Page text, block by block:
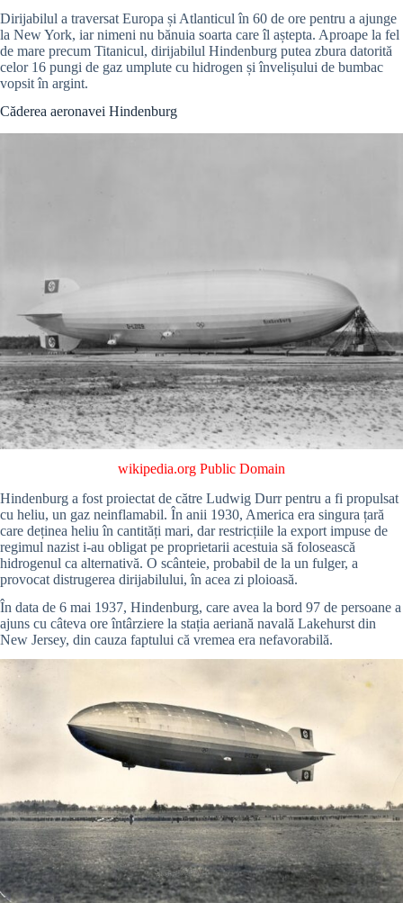
Dirijabilul a traversat Europa și Atlanticul în 60 de ore pentru a ajunge
la New York, iar nimeni nu bănuia soarta care îl aștepta. Aproape la fel
de mare precum Titanicul, dirijabilul Hindenburg putea zbura datorită
celor 16 pungi de gaz umplute cu hidrogen și învelișului de bumbac
vopsit în argint.
Căderea aeronavei Hindenburg
wikipedia.org Public Domain
Hindenburg a fost proiectat de către Ludwig Durr pentru a fi propulsat
cu heliu, un gaz neinflamabil. În anii 1930, America era singura țară
care deținea heliu în cantități mari, dar restricțiile la export impuse de
regimul nazist i-au obligat pe proprietarii acestuia să folosească
hidrogenul ca alternativă. O scânteie, probabil de la un fulger, a
provocat distrugerea dirijabilului, în acea zi ploioasă.
În data de 6 mai 1937, Hindenburg, care avea la bord 97 de persoane a
ajuns cu câteva ore întârziere la stația aeriană navală Lakehurst din
New Jersey, din cauza faptului că vremea era nefavorabilă.